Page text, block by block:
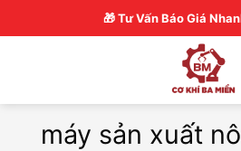
to
Hotline:
máy sản xuất
🎁 Tư Vấn Báo Giá